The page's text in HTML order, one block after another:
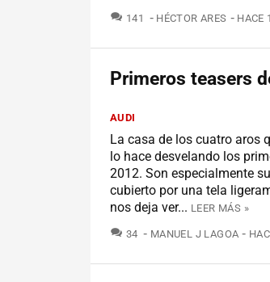
141 COMENTARIOS
HÉCTOR ARES HACE
Primeros teasers
AUDI
La casa de los cuatro aros
lo hace desvelando los
2012. Son especialmente
cubierto por una tela
nos deja ver... LEER MÁS »
34 COMENTARIOS
MANUEL J LAGOA